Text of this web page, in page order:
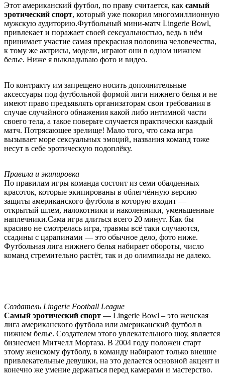
Этот американский футбол, по праву считается, как самый
эротический спорт, который уже покорил многомиллионную
мужскую аудиторию.Футбольный мини-матч Lingerie Bowl,
привлекает и поражает своей сексуальностью, ведь в нём
принимает участие самая прекрасная половина человечества,
к тому же актрисы, модели, играют они в одном нижнем
белье. Ниже я выкладываю фото и видео.
По контракту им запрещено носить дополнительные
аксессуары под футбольной формой лиги нижнего белья и не
имеют право предъявлять организаторам свои требования в
случае случайного обнажения какой либо интимной части
своего тела, а такое поверьте случается практически каждый
матч. Потрясающее зрелище! Мало того, что сама игра
вызывает море сексуальных эмоций, названия команд тоже
несут в себе эротическую подоплёку.
Правила и экипировка
По правилам игры команда состоит из семи обалденных
красоток, которые экипированы в облегчённую версию
защиты американского футбола в которую входит —
открытый шлем, налокотники и наколенники, уменьшенные
наплечники.Сама игра длиться всего 20 минут. Как бы
красиво не смотрелась игра, травмы всё таки случаются,
ссадины с царапинами — это обычное дело, фото ниже.
Футбольная лига нижнего белья набирает обороты, число
команд стремительно растёт, так и до олимпиады не далеко.
Создатель Lingerie Football League
Самый эротический спорт — Lingerie Bowl – это женская
лига американского футбола или американский футбол в
нижнем белье. Создателем этого увлекательного шоу, является
бизнесмен Митчелл Мортаза. В 2004 году положен старт
этому женскому футболу, в команду набирают только внешне
привлекательные девушки, на это делается основной акцент и
конечно же умение держаться перед камерами и мастерство.